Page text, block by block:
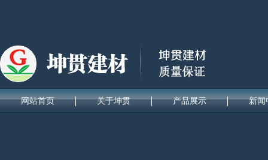
网站首页 关于坤贯 产品展示 新闻